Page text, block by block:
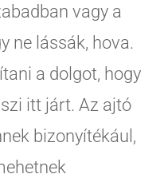
vagy a
ne lássák, hova.
a dolgot, hogy
itt járt. Az ajtó
bizonyítékául,